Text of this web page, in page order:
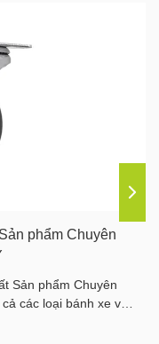
phẩm Chuyên
Sản phẩm Chuyên
các loại bánh xe và